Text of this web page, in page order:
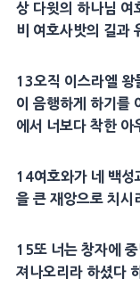
상 다윗의 하나님 여
비 여호사밧의 길과
13오직 이스라엘 왕
이 음행하게 하기를
에서 너보다 착한 아
14여호와가 네 백성
을 큰 재앙으로 치시
15또 너는 창자에
져나오리라 하셨다